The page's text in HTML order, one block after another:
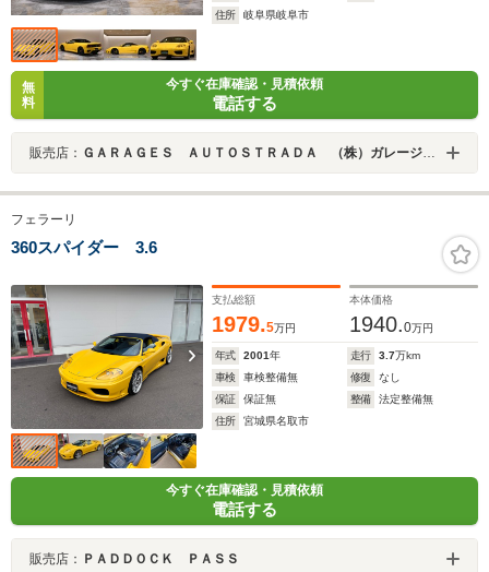
住所
岐阜県岐阜市
無
料
今すぐ在庫確認・見積依頼
電話する
販売店： ＧＡＲＡＧＥＳ ＡＵＴＯＳＴＲＡＤＡ （株）ガレージアウトストラーダ
フェラーリ
360スパイダー 3.6
支払総額
1979.5万円
本体価格
1940.0万円
年式 2001年 走行 3.7万km
車検
車検整備無 修復
なし
保証
保証無 整備
法定整備無
住所
宮城県名取市
今すぐ在庫確認・見積依頼
電話する
販売店： ＰＡＤＤＯＣＫ ＰＡＳＳ